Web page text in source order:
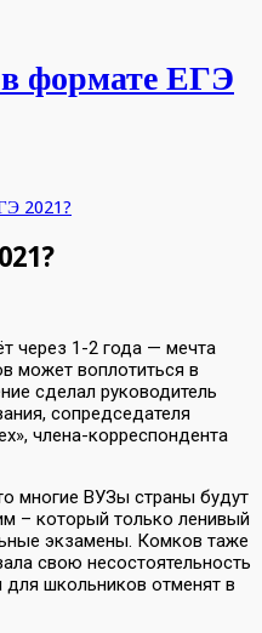
в формате ЕГЭ
2021?
через 1-2 года — мечта
может воплотиться в
сделал руководитель
сопредседателя
члена-корреспондента
многие ВУЗы страны будут
– который только ленивый
экзамены. Комков таже
свою несостоятельность
школьников отменят в